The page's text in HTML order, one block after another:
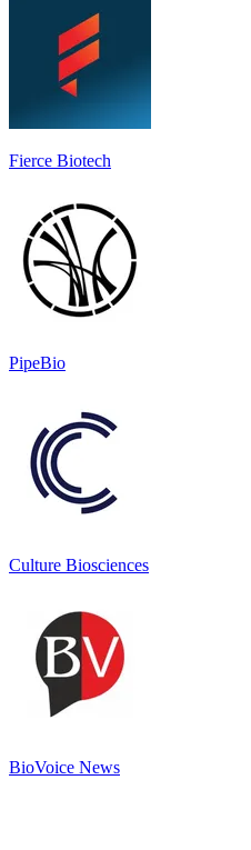
Fierce Biotech
PipeBio
Culture Biosciences
BioVoice News